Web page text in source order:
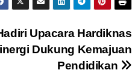
Upacara Hardiknas
Dukung Kemajuan
Pendidikan